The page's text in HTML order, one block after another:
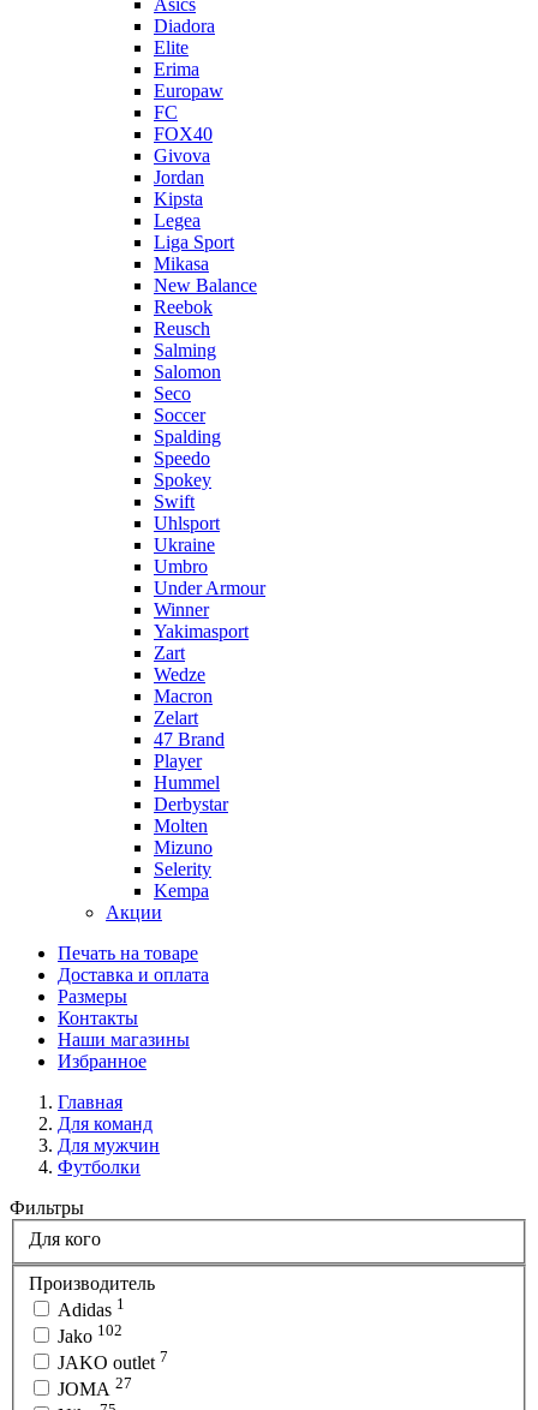
Asics
Diadora
Elite
Erima
Europaw
FC
FOX40
Givova
Jordan
Kipsta
Legea
Liga Sport
Mikasa
New Balance
Reebok
Reusch
Salming
Salomon
Seco
Soccer
Spalding
Speedo
Spokey
Swift
Uhlsport
Ukraine
Umbro
Under Armour
Winner
Yakimasport
Zart
Wedze
Macron
Zelart
47 Brand
Player
Hummel
Derbystar
Molten
Mizuno
Selerity
Kempa
Акции
Печать на товаре
Доставка и оплата
Размеры
Контакты
Наши магазины
Избранное
Главная
Для команд
Для мужчин
Футболки
Фильтры
Для кого
Производитель
Adidas 1
Jako 102
JAKO outlet 7
JOMA 27